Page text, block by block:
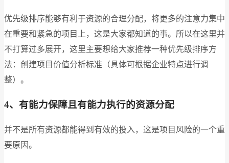
优先级排序能够有利于资源的合理分配，将更多的注意力集中
在重要和紧急的项目上，这是大家都知道的事。所以在这里并
不打算过多展开，这里主要想给大家推荐一种优先级排序方
法：创建项目价值分析标准（具体可根据企业特点进行调
整）。
4、有能力保障且有能力执行的资源分配
并不是所有资源都能得到有效的投入，这是项目风险的一个重
要原因。